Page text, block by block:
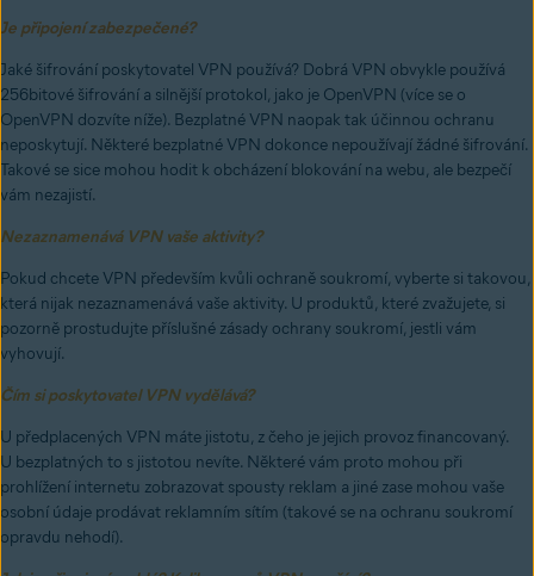
Je připojení zabezpečené?
Jaké šifrování poskytovatel VPN používá? Dobrá VPN obvykle používá
256bitové šifrování a silnější protokol, jako je OpenVPN (více se o
OpenVPN dozvíte níže). Bezplatné VPN naopak tak účinnou ochranu
neposkytují. Některé bezplatné VPN dokonce nepoužívají žádné šifrování.
Takové se sice mohou hodit k obcházení blokování na webu, ale bezpečí
vám nezajistí.
Nezaznamenává VPN vaše aktivity?
Pokud chcete VPN především kvůli ochraně soukromí, vyberte si takovou,
která nijak nezaznamenává vaše aktivity. U produktů, které zvažujete, si
pozorně prostudujte příslušné zásady ochrany soukromí, jestli vám
vyhovují.
Čím si poskytovatel VPN vydělává?
U předplacených VPN máte jistotu, z čeho je jejich provoz financovaný.
U bezplatných to s jistotou nevíte. Některé vám proto mohou při
prohlížení internetu zobrazovat spousty reklam a jiné zase mohou vaše
osobní údaje prodávat reklamním sítím (takové se na ochranu soukromí
opravdu nehodí).